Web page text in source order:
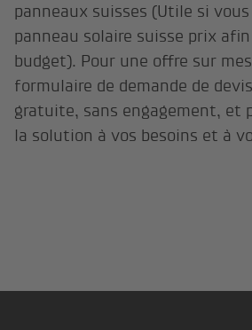
panneaux suisses (Utile si
panneau solaire suisse prix
budget). Pour une offre sur
formulaire de demande de
gratuite, sans engagement, et
la solution à vos besoins et à